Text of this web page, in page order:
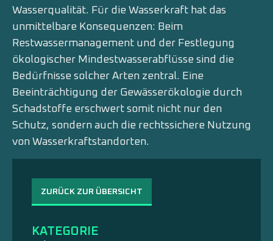
ZURÜCK ZUR ÜBERSICHT
KATEGORIE
Wasserqualität. Für die Wasserkraft hat das
unmittelbare Konsequenzen: Beim
Restwassermanagement und der Festlegung
ökologischer Mindestwasserabflüsse sind die
Bedürfnisse solcher Arten zentral. Eine
Beeinträchtigung der Gewässerökologie durch
Schadstoffe erschwert somit nicht nur den
Schutz, sondern auch die rechtssichere Nutzung
von Wasserkraftstandorten.